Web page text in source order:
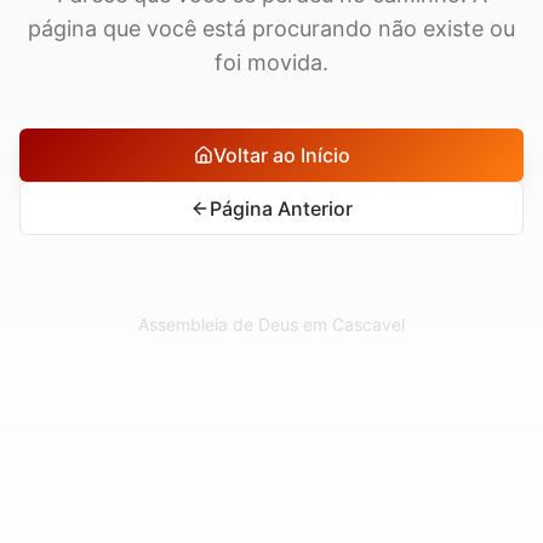
página que você está procurando não existe ou
foi movida.
Voltar ao Início
Página Anterior
Assembleia de Deus em Cascavel